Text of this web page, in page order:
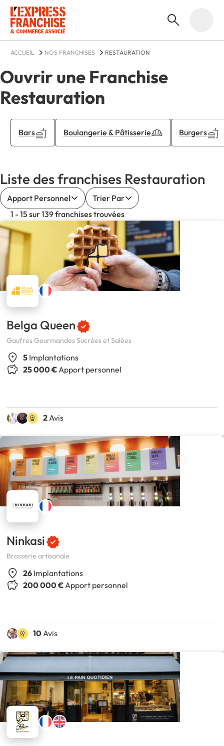
ACCUEIL NOS FRANCHISES RESTAURATION
Ouvrir une Franchise
Restauration
Bars Boulangerie & Pâtisserie Burgers
Liste des franchises Restauration
Apport Personnel
Trier Par
1 - 15 sur 139 franchises trouvées
Belga Queen
Gaufres Gourmandes Sucrées et Salées
5 Implantations
25 000 € Apport personnel
2Avis
Ninkasi
Brasserie artisanale
26 Implantations
200 000 € Apport personnel
10 Avis